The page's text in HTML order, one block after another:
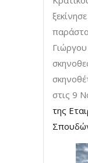
στις 9
της